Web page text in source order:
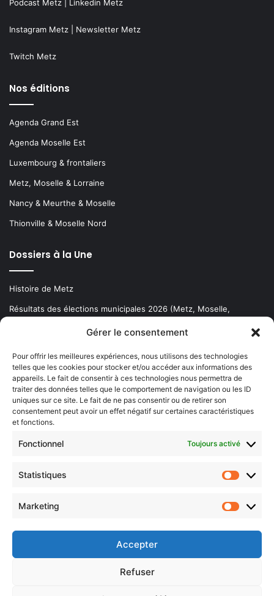
Gérer le consentement
Pour offrir les meilleures expériences, nous utilisons des technologies
telles que les cookies pour stocker et/ou accéder aux informations des
appareils. Le fait de consentir à ces technologies nous permettra de
traiter des données telles que le comportement de navigation ou les ID
uniques sur ce site. Le fait de ne pas consentir ou de retirer son
consentement peut avoir un effet négatif sur certaines caractéristiques
et fonctions.
Fonctionnel Toujours activé
Statistiques
Marketing
Accepter
Refuser
Podcast Metz Linkedin Metz
Instagram Metz Newsletter Metz
Twitch Metz
Nos éditions
Agenda Grand Est
Agenda Moselle Est
Luxembourg & frontaliers
Metz, Moselle & Lorraine
Nancy & Meurthe & Moselle
Thionville & Moselle Nord
Dossiers à la Une
Histoire de Metz
Résultats des élections municipales 2026 (Metz, Moselle,
Newsletter gratuite
Choisissez : matin, soir ou hebdo ?
votre